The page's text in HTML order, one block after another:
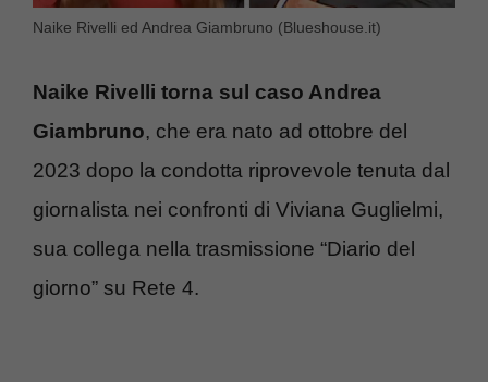
Naike Rivelli ed Andrea Giambruno (Blueshouse.it)
Naike Rivelli torna sul caso Andrea
Giambruno, che era nato ad ottobre del
2023 dopo la condotta riprovevole tenuta dal
giornalista nei confronti di Viviana Guglielmi,
sua collega nella trasmissione “Diario del
giorno” su Rete 4.